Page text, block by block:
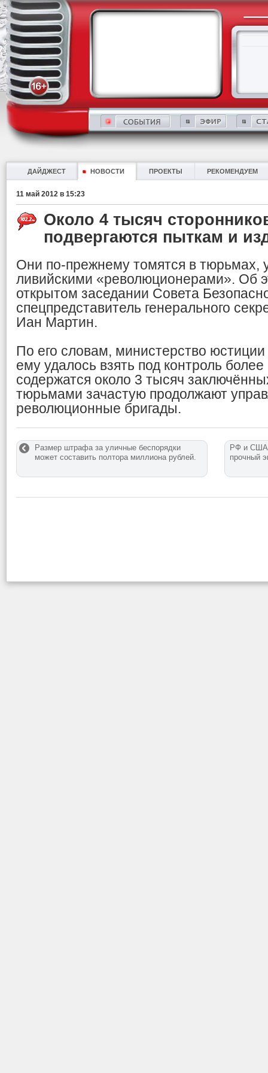
ДАЙДЖЕСТ НОВОСТИ ПРОЕКТЫ РЕКОМЕНДУЕМ
11 май 2012 в 15:23
Около 4 тысяч
подвергаются пыткам и
Они по-прежнему томятся в
ливийскими «революционерами». Об
открытом заседании Совета
спецпредставитель генерального
Иан Мартин.
По его словам, министерство
ему удалось взять под контроль
содержатся около 3 тысяч
тюрьмами зачастую продолжают
революционные бригады.
Размер штрафа за уличные беспорядки
может составить полтора миллиона рублей.
РФ и США
прочный